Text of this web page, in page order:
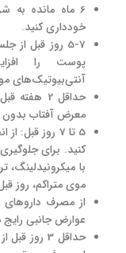
6 ماه مانده
خودداری کنید.
5-7 روز قبل
پوست را
آنتی‌بیوتیک‌های
معرض آفتاب بدون
5 تا 7 روز
کنید. برای
با
موی متراکم، روز
از مصرف داروهای
عوارض جانبی
حداقل 3